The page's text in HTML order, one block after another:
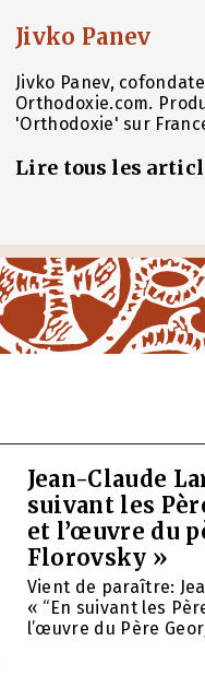
Jivko Panev
Jivko Panev,
Orthodoxie.com.
'Orthodoxie' sur
Lire tous les
Jean-Claude
suivant les
et l’œuvre du
Florovsky »
Vient de paraître:
« “En suivant les
l’œuvre du Père